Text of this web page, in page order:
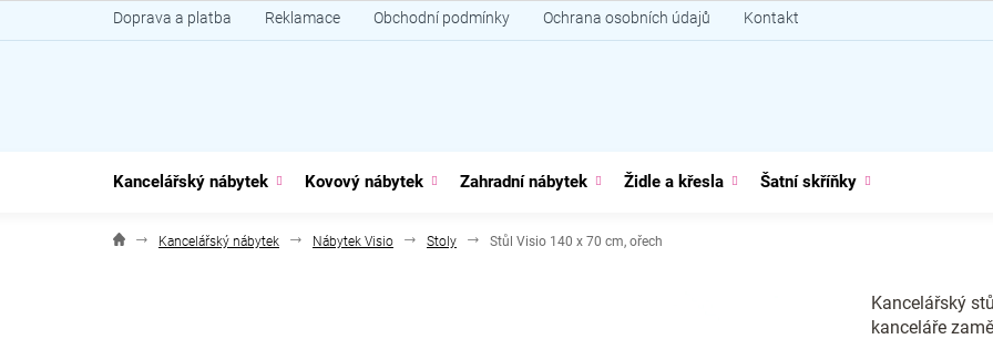
na
Doprava a platba Reklamace Obchodní podmínky Ochrana osobních údajů Kontakt
Kancelářský nábytek Kovový nábytek Zahradní nábytek Židle a křesla Šatní skříňky
Kancelářský nábytek Nábytek Visio Stoly Stůl Visio 140 x 70 cm, ořech
Kancelářský
kanceláře